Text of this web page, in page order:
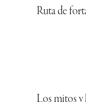
Ruta de
Los mitos y